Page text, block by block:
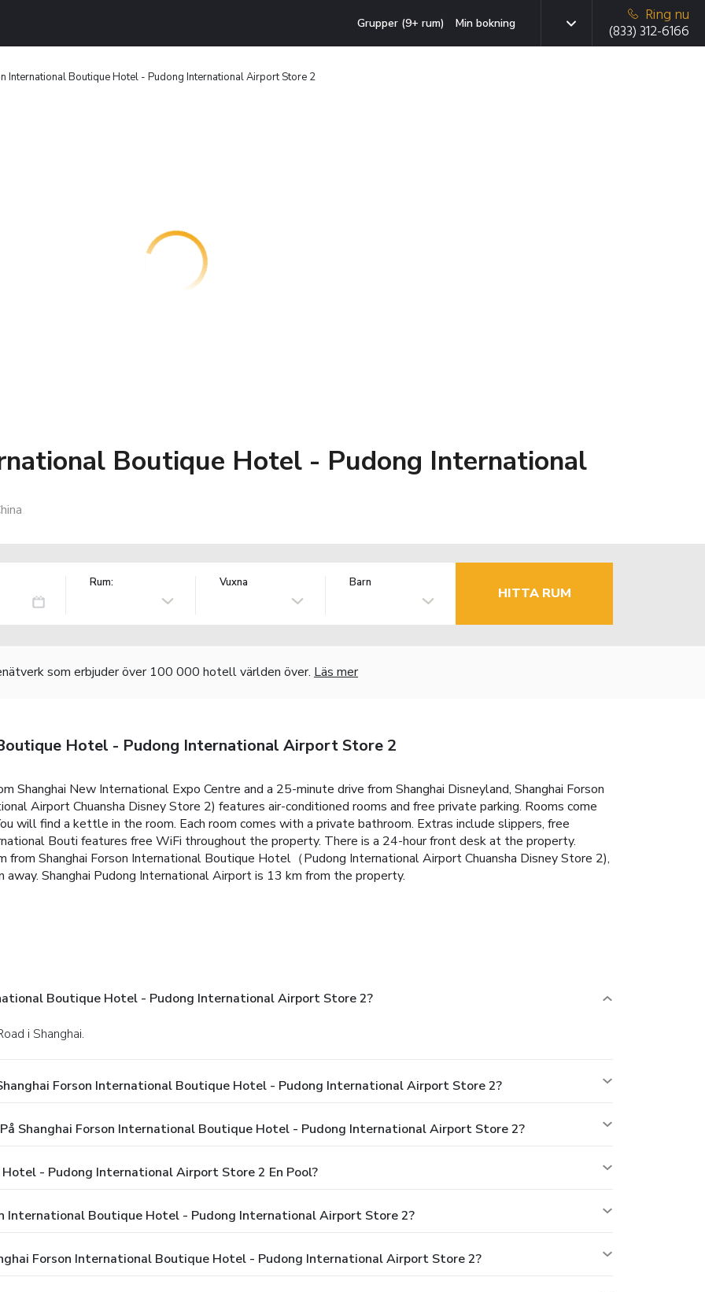
Grupper (9+ rum) Min bokning
Ring nu
(833) 312-6166
International Boutique Hotel - Pudong International Airport Store 2
Boutique Hotel - Pudong International
Rum: Vuxna Barn
HITTA RUM
som erbjuder över 100 000 hotell världen över. Läs mer
Hotel - Pudong International Airport Store 2
Shanghai New International Expo Centre and a 25-minute drive from Shanghai Disneyland, Shanghai Forson
Airport Chuansha Disney Store 2) features air-conditioned rooms and free private parking. Rooms come
will find a kettle in the room. Each room comes with a private bathroom. Extras include slippers, free
Bouti features free WiFi throughout the property. There is a 24-hour front desk at the property.
from Shanghai Forson International Boutique Hotel（Pudong International Airport Chuansha Disney Store 2),
Shanghai Pudong International Airport is 13 km from the property.
Boutique Hotel - Pudong International Airport Store 2?
i Shanghai.
Forson International Boutique Hotel - Pudong International Airport Store 2?
Shanghai Forson International Boutique Hotel - Pudong International Airport Store 2?
- Pudong International Airport Store 2 En Pool?
International Boutique Hotel - Pudong International Airport Store 2?
Forson International Boutique Hotel - Pudong International Airport Store 2?